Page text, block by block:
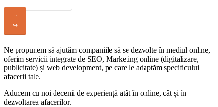
↩
↪
Ne propunem să ajutăm companiile să se dezvolte în mediul online,
oferim servicii integrate de SEO, Marketing online (digitalizare,
publicitate) și web development, pe care le adaptăm specificului
afacerii tale.
Aducem cu noi decenii de experiență atât în online, cât și în
dezvoltarea afacerilor.